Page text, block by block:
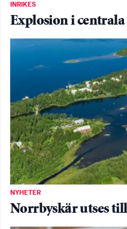
INRIKES
Explosion i
NYHETER
Norrbyskär utses